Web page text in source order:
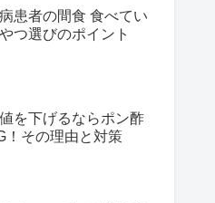
患者の間食 食べてい
つ選びのポイント
を下げるならポン酢
！その理由と対策